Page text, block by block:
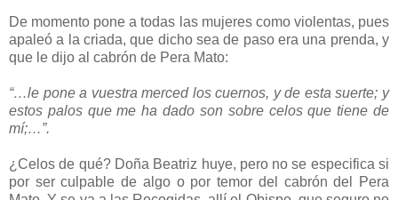
De momento pone a todas las mujeres como violentas, pues
apaleó a la criada, que dicho sea de paso era una prenda, y
que le dijo al cabrón de Pera Mato:
“…le pone a vuestra merced los cuernos, y de esta suerte; y
estos palos que me ha dado son sobre celos que tiene de
mí;…”.
¿Celos de qué? Doña Beatriz huye, pero no se especifica si
por ser culpable de algo o por temor del cabrón del Pera